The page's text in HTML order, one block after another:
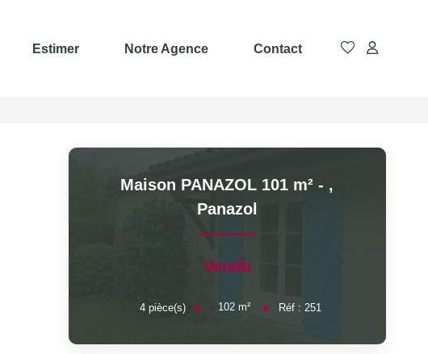
Estimer Notre Agence Contact
Maison PANAZOL 101 m² - ,
Panazol
Vendu
4 pièce(s) 102 m² Réf : 251